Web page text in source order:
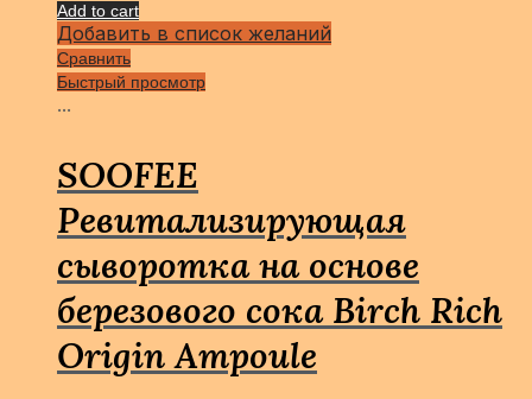
Add to cart
Добавить в список желаний
Сравнить
Быстрый просмотр
...
SOOFEE
Ревитализирующая
сыворотка на основе
березового сока Birch Rich
Origin Ampoule